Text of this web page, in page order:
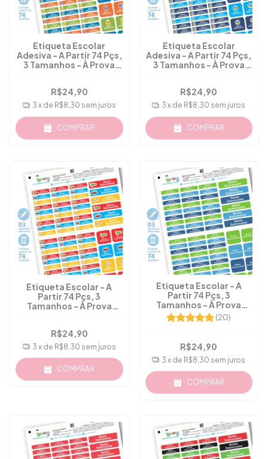
Etiqueta Escolar
Adesiva - A Partir 74 Pçs,
3 Tamanhos - À Prova
R$24,90
3 x de R$8,30 sem juros
COMPRAR
Etiqueta Escolar
Adesiva - A Partir 74 Pçs,
3 Tamanhos - À Prova
R$24,90
3 x de R$8,30 sem juros
COMPRAR
Etiqueta Escolar - A
Partir 74 Pçs, 3
Tamanhos - À Prova
R$24,90
3 x de R$8,30 sem juros
COMPRAR
Etiqueta Escolar - A
Partir 74 Pçs, 3
Tamanhos - À Prova
D'água - M.16
(20)
R$24,90
3 x de R$8,30 sem juros
COMPRAR